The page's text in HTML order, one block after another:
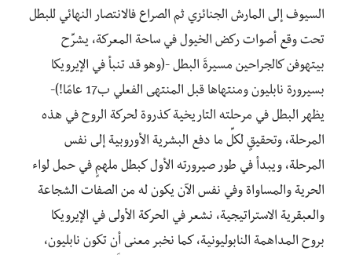
السيوف إلى المارش الجنائزي ثم الصراع فالانتصار النهائي للبطل
تحت وقع أصوات ركض الخيول في ساحة المعركة، يشرِّح
بيتهوفن كالجراحين مسيرةَ البطل -(وهو قد تنبأ في الإيرويكا
بسيرورة نابليون ومنتهاها قبل المنتهى الفعلي ب17 عامًا!)-
يظهر البطل في مرحلته التاريخية كذروة لحركة الروح في هذه
المرحلة، وتحقيقٍ لكلِّ ما دفع البشرية الأوروبية إلى نفس
المرحلة، ويبدأ في طور صيرورته الأول كبطل ملهمٍ في حمل لواء
الحرية والمساواة وفي نفس الآن يكون له من الصفات الشجاعة
والعبقرية الاستراتيجية، نشعر في الحركة الأولى في الإيرويكا
بروح المداهمة النابوليونية، كما نخبر معنى أن تكون نابليون،